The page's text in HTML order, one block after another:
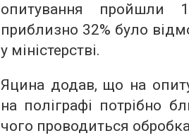
опитування пройшли
приблизно 32% було
у міністерстві.
Яцина додав, що на
на поліграфі потрібно
чого проводиться